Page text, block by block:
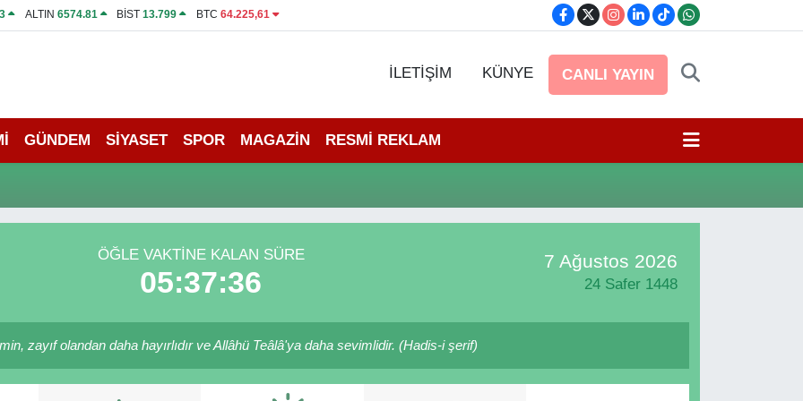
ALTIN 6574.81 BİST13.799 BTC 64.225,61
İLETİŞİM KÜNYE CANLI YAYIN
GÜNDEM SİYASET SPOR MAGAZİN RESMİ REKLAM
ÖĞLE VAKTINE KALAN SÜRE
05:37:36
7 Ağustos 2026
24 Safer 1448
zayıf olandan daha hayırlıdır ve Allâhü Teâlâ'ya daha sevimlidir. (Hadis-i şerif)